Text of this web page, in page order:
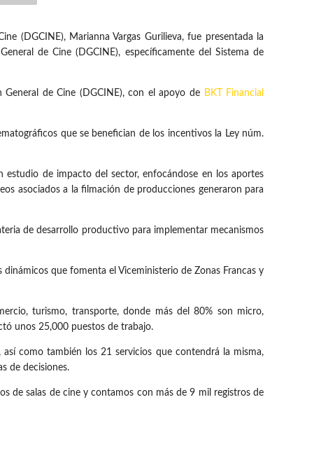
(DGCINE), Marianna Vargas Gurilieva, fue presentada la
de Cine (DGCINE), específicamente del Sistema de
de Cine (DGCINE), con el apoyo de BKT Financial
que se benefician de los incentivos la Ley núm.
de impacto del sector, enfocándose en los aportes
asociados a la filmación de producciones generaron para
de desarrollo productivo para implementar mecanismos
que fomenta el Viceministerio de Zonas Francas y
turismo, transporte, donde más del 80% son micro,
unos 25,000 puestos de trabajo.
como también los 21 servicios que contendrá la misma,
de decisiones.
de salas de cine y contamos con más de 9 mil registros de